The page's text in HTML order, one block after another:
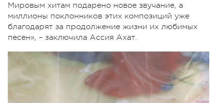
Мировым хитам подарено новое звучание, а
миллионы поклонников этих композиций уже
благодарят за продолжение жизни их любимых
песен», – заключила Ассия Ахат.